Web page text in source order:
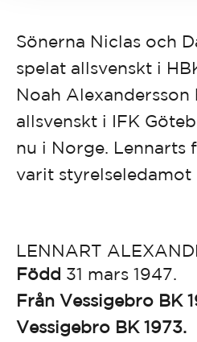
Sönerna Niclas och
spelat allsvenskt i
Noah Alexandersson
allsvenskt i IFK
nu i Norge. Lennarts
varit styrelseledamot
LENNART
Född 31 mars 1947.
Från Vessigebro BK
Vessigebro BK 1973.